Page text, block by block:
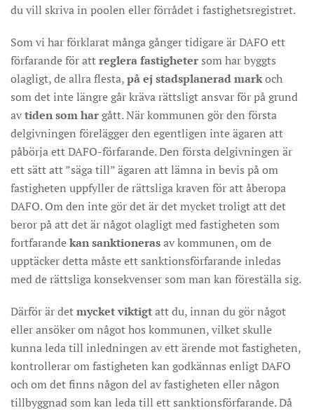
du vill skriva in poolen eller förrådet i fastighetsregistret.
Som vi har förklarat många gånger tidigare är DAFO ett
förfarande för attreglera fastigheter som har byggts
olagligt, de allra flesta,på ej stadsplanerad markoch
som det inte längre går kräva rättsligt ansvar för på grund
avtiden som hargått. När kommunen gör den första
delgivningen förelägger den egentligen inte ägaren att
påbörja ett DAFO-förfarande. Den första delgivningen är
ett sätt att ”säga till” ägaren att lämna in bevis på om
fastigheten uppfyller de rättsliga kraven för att åberopa
DAFO. Om den inte gör det är det mycket troligt att det
beror på att det är något olagligt med fastigheten som
fortfarandekan sanktionerasav kommunen, om de
upptäcker detta måste ett sanktionsförfarande inledas
med de rättsliga konsekvenser som man kan föreställa sig.
Därför är detmycketviktigtatt du, innan du gör något
eller ansöker om något hos kommunen, vilket skulle
kunna leda till inledningen av ett ärende mot fastigheten,
kontrollerar om fastigheten kan godkännas enligt DAFO
och om det finns någon del av fastigheten eller någon
tillbyggnad som kan leda till ett sanktionsförfarande. Då